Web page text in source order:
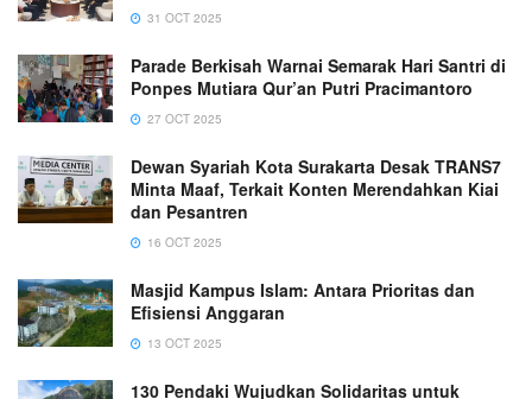
31 OCT 2025
Parade Berkisah Warnai Semarak Hari Santri di
Ponpes Mutiara Qur’an Putri Pracimantoro
27 OCT 2025
Dewan Syariah Kota Surakarta Desak TRANS7
Minta Maaf, Terkait Konten Merendahkan Kiai
dan Pesantren
16 OCT 2025
Masjid Kampus Islam: Antara Prioritas dan
Efisiensi Anggaran
13 OCT 2025
130 Pendaki Wujudkan Solidaritas untuk